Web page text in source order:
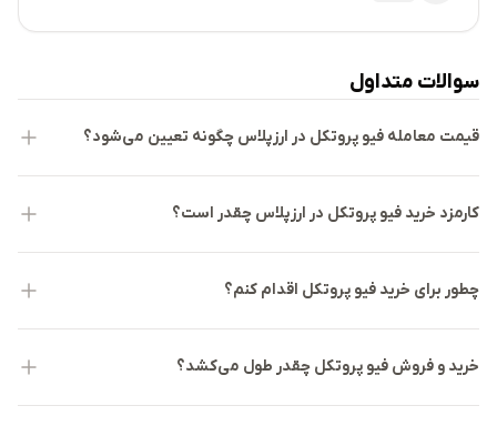
سوالات متداول
قیمت معامله فیو پروتکل در ارزپلاس چگونه تعیین می‌شود؟
کارمزد خرید فیو پروتکل در ارزپلاس چقدر است؟
چطور برای خرید فیو پروتکل اقدام کنم؟
خرید و فروش فیو پروتکل چقدر طول می‌کشد؟